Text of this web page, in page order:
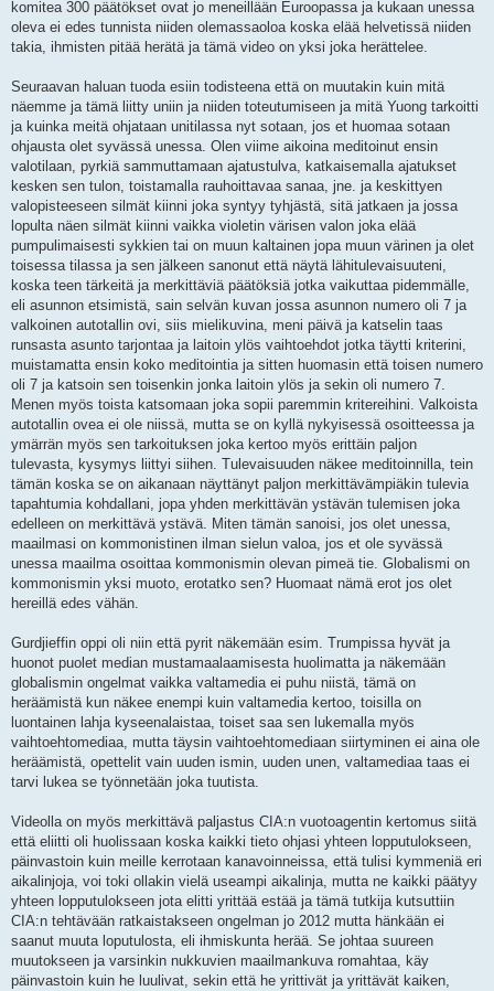
komitea 300 päätökset ovat jo meneillään Euroopassa ja kukaan unessa
oleva ei edes tunnista niiden olemassaoloa koska elää helvetissä niiden
takia, ihmisten pitää herätä ja tämä video on yksi joka herättelee.
Seuraavan haluan tuoda esiin todisteena että on muutakin kuin mitä
näemme ja tämä liitty uniin ja niiden toteutumiseen ja mitä Yuong tarkoitti
ja kuinka meitä ohjataan unitilassa nyt sotaan, jos et huomaa sotaan
ohjausta olet syvässä unessa. Olen viime aikoina meditoinut ensin
valotilaan, pyrkiä sammuttamaan ajatustulva, katkaisemalla ajatukset
kesken sen tulon, toistamalla rauhoittavaa sanaa, jne. ja keskittyen
valopisteeseen silmät kiinni joka syntyy tyhjästä, sitä jatkaen ja jossa
lopulta näen silmät kiinni vaikka violetin värisen valon joka elää
pumpulimaisesti sykkien tai on muun kaltainen jopa muun värinen ja olet
toisessa tilassa ja sen jälkeen sanonut että näytä lähitulevaisuuteni,
koska teen tärkeitä ja merkittäviä päätöksiä jotka vaikuttaa pidemmälle,
eli asunnon etsimistä, sain selvän kuvan jossa asunnon numero oli 7 ja
valkoinen autotallin ovi, siis mielikuvina, meni päivä ja katselin taas
runsasta asunto tarjontaa ja laitoin ylös vaihtoehdot jotka täytti kriterini,
muistamatta ensin koko meditointia ja sitten huomasin että toisen numero
oli 7 ja katsoin sen toisenkin jonka laitoin ylös ja sekin oli numero 7.
Menen myös toista katsomaan joka sopii paremmin kritereihini. Valkoista
autotallin ovea ei ole niissä, mutta se on kyllä nykyisessä osoitteessa ja
ymärrän myös sen tarkoituksen joka kertoo myös erittäin paljon
tulevasta, kysymys liittyi siihen. Tulevaisuuden näkee meditoinnilla, tein
tämän koska se on aikanaan näyttänyt paljon merkittävämpiäkin tulevia
tapahtumia kohdallani, jopa yhden merkittävän ystävän tulemisen joka
edelleen on merkittävä ystävä. Miten tämän sanoisi, jos olet unessa,
maailmasi on kommonistinen ilman sielun valoa, jos et ole syvässä
unessa maailma osoittaa kommonismin olevan pimeä tie. Globalismi on
kommonismin yksi muoto, erotatko sen? Huomaat nämä erot jos olet
hereillä edes vähän.
Gurdjieffin oppi oli niin että pyrit näkemään esim. Trumpissa hyvät ja
huonot puolet median mustamaalaamisesta huolimatta ja näkemään
globalismin ongelmat vaikka valtamedia ei puhu niistä, tämä on
heräämistä kun näkee enempi kuin valtamedia kertoo, toisilla on
luontainen lahja kyseenalaistaa, toiset saa sen lukemalla myös
vaihtoehtomediaa, mutta täysin vaihtoehtomediaan siirtyminen ei aina ole
heräämistä, opettelit vain uuden ismin, uuden unen, valtamediaa taas ei
tarvi lukea se työnnetään joka tuutista.
Videolla on myös merkittävä paljastus CIA:n vuotoagentin kertomus siitä
että eliitti oli huolissaan koska kaikki tieto ohjasi yhteen lopputulokseen,
päinvastoin kuin meille kerrotaan kanavoinneissa, että tulisi kymmeniä eri
aikalinjoja, voi toki ollakin vielä useampi aikalinja, mutta ne kaikki päätyy
yhteen lopputulokseen jota elitti yrittää estää ja tämä tutkija kutsuttiin
CIA:n tehtävään ratkaistakseen ongelman jo 2012 mutta hänkään ei
saanut muuta loputulosta, eli ihmiskunta herää. Se johtaa suureen
muutokseen ja varsinkin nukkuvien maailmankuva romahtaa, käy
päinvastoin kuin he luulivat, sekin että he yrittivät ja yrittävät kaiken,